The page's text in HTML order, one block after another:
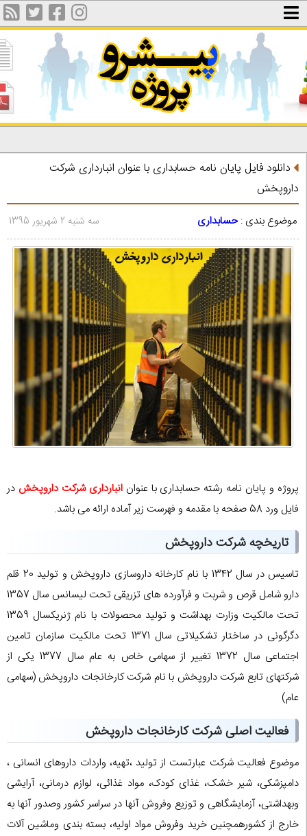
دانلود فایل پایان نامه حسابداری با عنوان انبارداری شرکت
داروپخش
موضوع بندی :حسابداری سه شنبه 2 شهریور 1395
پروژه و پایان نامه رشته حسابداری با عنوان انبارداری شرکت داروپخشدر
فایل ورد 58 صفحه با مقدمه و فهرست زیر آماده ارائه می باشد.
تاریخچه شرکت داروپخش
تاسیس در سال 1342 با نام کارخانه داروسازی داروپخش و تولید 20 قلم
دارو شامل قرص و شربت و فرآورده های تزریقی تحت لیسانس سال 1357
تحت مالکیت وزارت بهداشت و تولید محصولات با نام ژنریکسال 1359
دگرگونی در ساختار تشکیلاتی سال 1371 تحت مالکیت سازمان تامین
اجتماعی سال 1372 تغییر از سهامی خاص به عام سال 1377 یکی از
شرکتهای تابع شرکت داروپخش با نام شرکت کارخانجات داروپخش (سهامی
عام)
فعالیت اصلی شرکت کارخانجات داروپخش
موضوع فعالیت شرکت عبارتست از تولید ،تهیه، واردات داروهای انسانی ،
دامپزشکی، شیر خشک، غذای کودک، مواد غذائی، لوازم درمانی، آرایشی
وبهداشتی، آزمایشگاهی و توزیع وفروش آنها در سراسر کشور وصدور آنها به
خارج از کشورهمچنین خرید وفروش مواد اولیه، بسته بندی وماشین آلات